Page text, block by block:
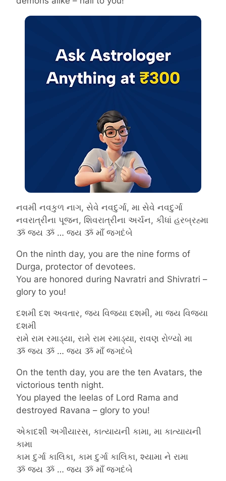
નવમી નવકુળ નાગ, સેવે નવદુર્ગા, મા સેવે નવદુર્ગા
નવરાત્રીના પૂજન, શિવરાત્રીના અર્ચન, કીધાં હરબ્રહ્મા
ૐ જય ૐ … જય ૐ માઁ જગદંબે
On the ninth day, you are the nine forms of
Durga, protector of devotees.
You are honored during Navratri and Shivratri –
glory to you!
દશમી દશ અવતાર, જય વિજયા દશમી, મા જય વિજયા
દશમી
રામે રામ રમાડ્યા, રામે રામ રમાડ્યા, રાવણ રોળ્યો મા
ૐ જય ૐ … જય ૐ માઁ જગદંબે
On the tenth day, you are the ten Avatars, the
victorious tenth night.
You played the leelas of Lord Rama and
destroyed Ravana – glory to you!
એકાદશી અગીયારસ, કાત્યાયની કામા, મા કાત્યાયની
કામા
કામ દુર્ગા કાલિકા, કામ દુર્ગા કાલિકા, શ્યામા ને રામા
ૐ જય ૐ … જય ૐ માઁ જગદંબે